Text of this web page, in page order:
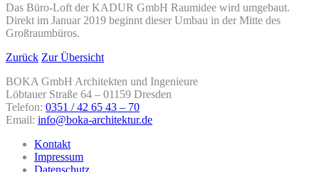
Das Büro-Loft der KADUR GmbH Raumidee wird umgebaut.
Direkt im Januar 2019 beginnt dieser Umbau in der Mitte des
Großraumbüros.
Zurück Zur Übersicht
BOKA GmbH Architekten und Ingenieure
Löbtauer Straße 64 – 01159 Dresden
Telefon: 0351 / 42 65 43 – 70
Email: info@boka-architektur.de
Kontakt
Impressum
Datenschutz